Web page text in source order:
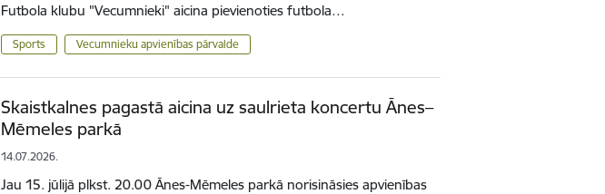
Futbola klubu "Vecumnieki" aicina pievienoties futbola…
Sports Vecumnieku apvienības pārvalde
Skaistkalnes pagastā aicina uz saulrieta koncertu Ānes–
Mēmeles parkā
14.07.2026.
Jau 15. jūlijā plkst. 20.00 Ānes-Mēmeles parkā norisināsies apvienības